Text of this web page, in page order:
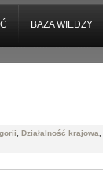
BAZA WIEDZY
, Działalność krajowa,